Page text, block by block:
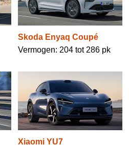
Skoda Enyaq Coupé
Vermogen: 204 tot 286 pk
Xiaomi YU7